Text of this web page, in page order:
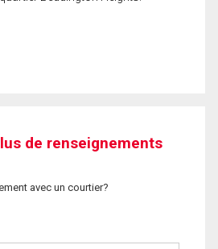
de renseignements
avec un courtier?